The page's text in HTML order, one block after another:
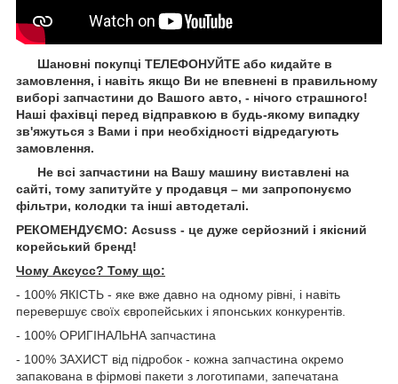
Шановні покупці ТЕЛЕФОНУЙТЕ або кидайте в
замовлення, і навіть якщо Ви не впевнені в правильному
виборі запчастини до Вашого авто, - нічого страшного!
Наші фахівці перед відправкою в будь-якому випадку
зв'яжуться з Вами і при необхідності відредагують
замовлення.
Не всі запчастини на Вашу машину виставлені на
сайті, тому запитуйте у продавця – ми запропонуємо
фільтри, колодки та інші автодеталі.
РЕКОМЕНДУЄМО: Acsuss - це дуже серйозний і якісний
корейський бренд!
Чому Aксусс? Тому що:
- 100% ЯКІСТЬ - яке вже давно на одному рівні, і навіть
перевершує своїх європейських і японських конкурентів.
- 100% ОРИГІНАЛЬНА запчастина
- 100% ЗАХИСТ від підробок - кожна запчастина окремо
запакована в фірмові пакети з логотипами, запечатана